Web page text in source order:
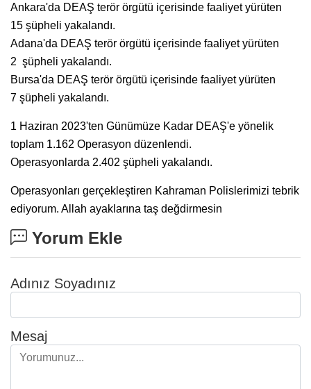
Ankara'da DEAŞ terör örgütü içerisinde faaliyet yürüten
15 şüpheli yakalandı.
Adana'da DEAŞ terör örgütü içerisinde faaliyet yürüten
2 şüpheli yakalandı.
Bursa'da DEAŞ terör örgütü içerisinde faaliyet yürüten
7 şüpheli yakalandı.
1 Haziran 2023'ten Günümüze Kadar DEAŞ'e yönelik
toplam 1.162 Operasyon düzenlendi.
Operasyonlarda 2.402 şüpheli yakalandı.
Operasyonları gerçekleştiren Kahraman Polislerimizi tebrik
ediyorum. Allah ayaklarına taş değdirmesin
Yorum Ekle
Adınız Soyadınız
Mesaj